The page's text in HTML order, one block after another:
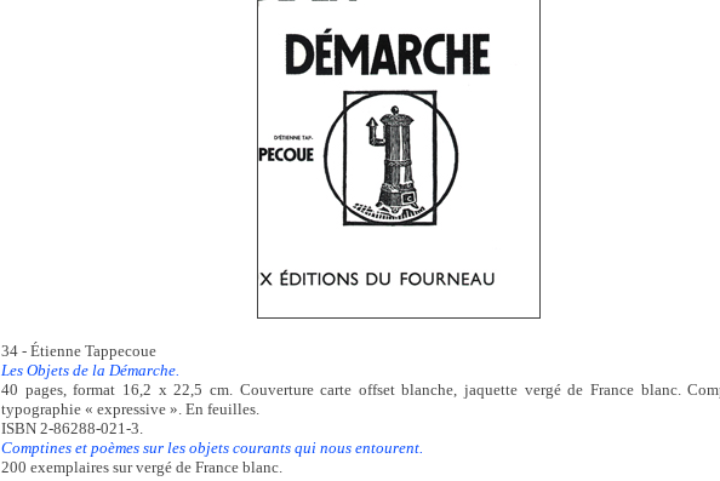
34 - Étienne Tappecoue
Les Objets de la Démarche.
40 pages, format 16,2 x 22,5 cm. Couverture carte offset blanche, jaquette vergé de France blanc.
typographie « expressive ». En feuilles.
ISBN 2-86288-021-3.
Comptines et poèmes sur les objets courants qui nous entourent.
200 exemplaires sur vergé de France blanc.